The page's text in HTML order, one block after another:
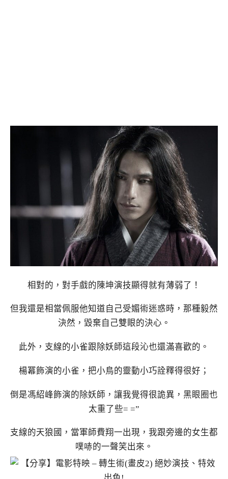
相對的，對手戲的陳坤演技顯得就有薄弱了！
但我還是相當佩服他知道自己受媚術迷惑時，那種毅然
決然，毀棄自己雙眼的決心。
此外，支線的小雀跟除妖師這段沁也還滿喜歡的。
楊冪飾演的小雀，把小鳥的靈動小巧詮釋得很好；
倒是馮紹峰飾演的除妖師，讓我覺得很詭異，黑眼圈也
太重了些= =”
支線的天狼國，當軍師費翔一出現，我跟旁邊的女生都
噗哧的一聲笑出來。